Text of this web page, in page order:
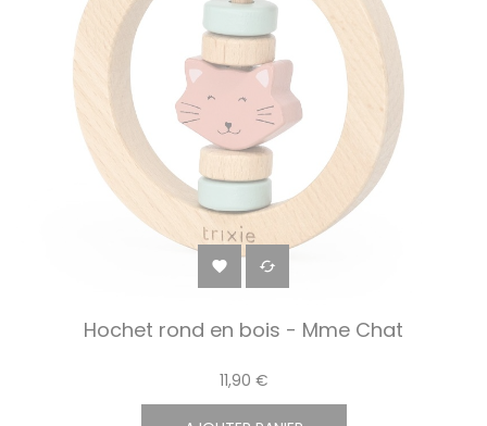
 
Hochet rond en bois - Mme Chat
11,90 €